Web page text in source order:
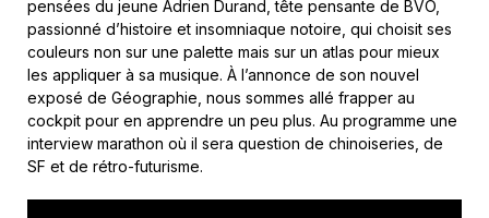
pensées du jeune Adrien Durand, tête pensante de BVO,
passionné d’histoire et insomniaque notoire, qui choisit ses
couleurs non sur une palette mais sur un atlas pour mieux
les appliquer à sa musique. À l’annonce de son nouvel
exposé de Géographie, nous sommes allé frapper au
cockpit pour en apprendre un peu plus. Au programme une
interview marathon où il sera question de chinoiseries, de
SF et de rétro-futurisme.